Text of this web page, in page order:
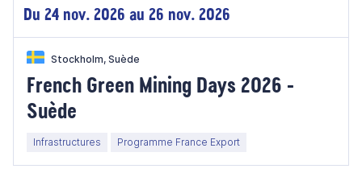
Du 24 nov. 2026 au 26 nov. 2026
Stockholm, Suède
French Green Mining Days 2026 -
Suède
Infrastructures Programme France Export